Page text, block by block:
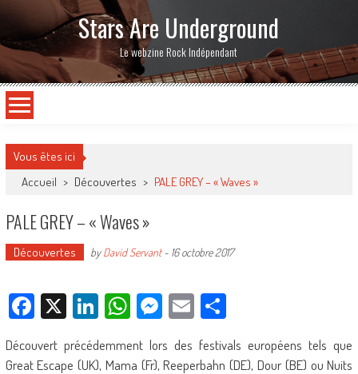
Stars Are Underground
Le webzine Rock Indépendant
Vous êtes ici
Accueil > Découvertes > PALE GREY – « Waves »
PALE GREY – « Waves »
Découvertes byDavid Servant- 16 octobre 2017
Facebook
X LinkedIn
WhatsApp
Messenger
EmailPartager
Découvert précédemment lors des festivals européens tels que
Great Escape (UK), Mama (Fr), Reeperbahn (DE), Dour (BE) ou Nuits